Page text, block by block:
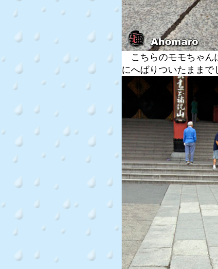
こちらのモモちゃん
にへばりついたままで